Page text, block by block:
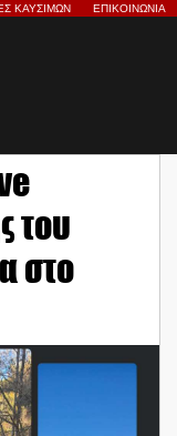
ΚΑΥΣΙΜΩΝ ΕΠΙΚΟΙΝΩΝΙΑ
του
στο